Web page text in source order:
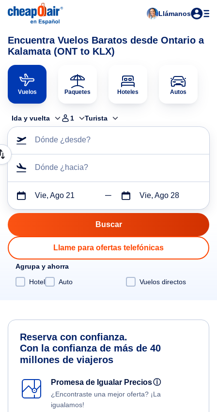
Llámanos
Encuentra Vuelos Baratos desde Ontario a
Kalamata (ONT to KLX)
Vuelos Paquetes Hoteles Autos
Ida y vuelta 1 Turista
Dónde ¿desde?
Dónde ¿hacia?
Vie, Ago 21 Vie, Ago 28
Llame para ofertas telefónicas
Agrupa y ahorra
Hotel
Auto Vuelos directos
Reserva con confianza.
Con la confianza de más de 40
millones de viajeros
Promesa de Igualar Preciosⓘ
¿Encontraste una mejor oferta? ¡La
igualamos!